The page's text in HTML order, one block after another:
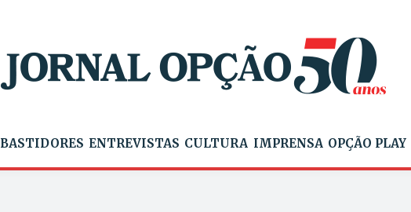
BASTIDORES ENTREVISTAS CULTURA IMPRENSA OPÇÃO PLAY